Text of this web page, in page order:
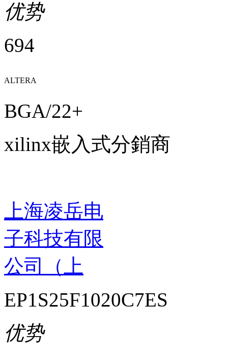
优势
694
ALTERA
BGA/22+
xilinx嵌入式分銷商
上海凌岳电
子科技有限
公司（上
EP1S25F1020C7ES
优势